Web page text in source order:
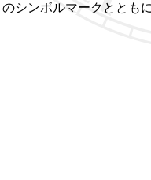
シンボルマークととも